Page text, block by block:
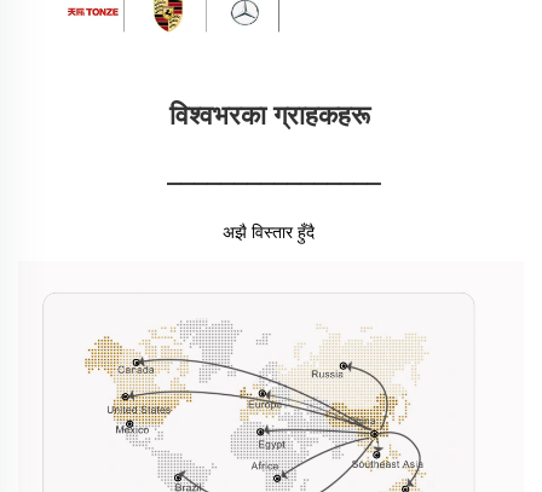
विश्वभरका ग्राहकहरू
________________
अझै विस्तार हुँदै